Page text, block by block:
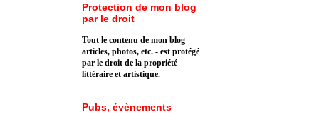
Protection de mon blog
par le droit
Tout le contenu de mon blog -
articles, photos, etc. - est protégé
par le droit de la propriété
littéraire et artistique.
Pubs, évènements